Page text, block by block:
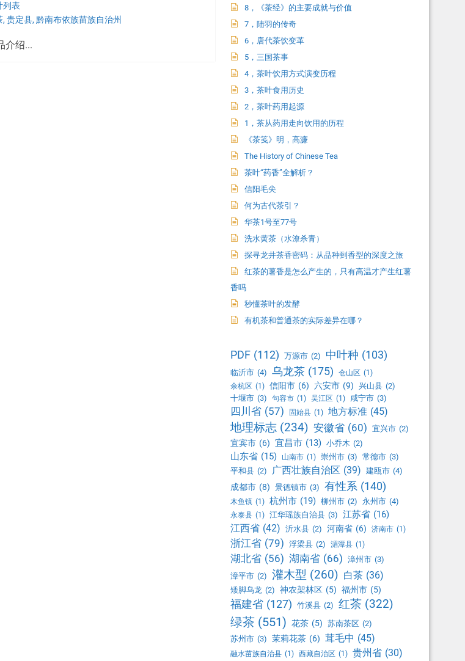
列表
, 贵定县, 黔南布依族苗族自治州
介绍...
8，《茶经》的主要成就与价值
7，陆羽的传奇
6，唐代茶饮变革
5，三国茶事
4，茶叶饮用方式演变历程
3，茶叶食用历史
2，茶叶药用起源
1，茶从药用走向饮用的历程
《茶笺》明，高濂
The History of Chinese Tea
茶叶“药香”全解析？
信阳毛尖
何为古代茶引？
华茶1号至77号
洗水黄茶（水潦杀青）
探寻龙井茶香密码：从品种到香型的深度之旅
红茶的薯香是怎么产生的，只有高温才产生红薯
香吗
秒懂茶叶的发酵
有机茶和普通茶的实际差异在哪？
PDF (112) 万源市 (2) 中叶种 (103)
临沂市 (4) 乌龙茶 (175) 仓山区 (1)
余杭区 (1) 信阳市 (6) 六安市 (9) 兴山县 (2)
十堰市 (3) 句容市 (1) 吴江区 (1) 咸宁市 (3)
四川省 (57) 固始县 (1) 地方标准 (45)
地理标志 (234) 安徽省 (60) 宜兴市 (2)
宜宾市 (6) 宜昌市 (13) 小乔木 (2)
山东省 (15) 山南市 (1) 崇州市 (3) 常德市 (3)
平和县 (2) 广西壮族自治区 (39) 建瓯市 (4)
成都市 (8) 景德镇市 (3) 有性系 (140)
木鱼镇 (1) 杭州市 (19) 柳州市 (2) 永州市 (4)
永泰县 (1) 江华瑶族自治县 (3) 江苏省 (16)
江西省 (42) 沂水县 (2) 河南省 (6) 济南市 (1)
浙江省 (79) 浮梁县 (2) 湄潭县 (1)
湖北省 (56) 湖南省 (66) 漳州市 (3)
漳平市 (2) 灌木型 (260) 白茶 (36)
矮脚乌龙 (2) 神农架林区 (5) 福州市 (5)
福建省 (127) 竹溪县 (2) 红茶 (322)
绿茶 (551) 花茶 (5) 苏南茶区 (2)
苏州市 (3) 茉莉花茶 (6) 茸毛中 (45)
融水苗族自治县 (1) 西藏自治区 (1) 贵州省 (30)